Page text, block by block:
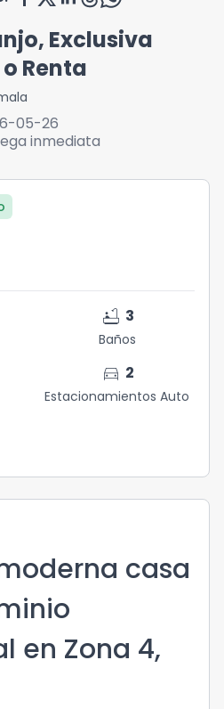
Exclusiva
Renta
05-26
inmediata
bathtub 3
Baños
directions_car 2
Estacionamientos Auto
casa
en Zona 4,